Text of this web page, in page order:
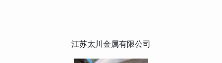
江苏太川金属有限公司